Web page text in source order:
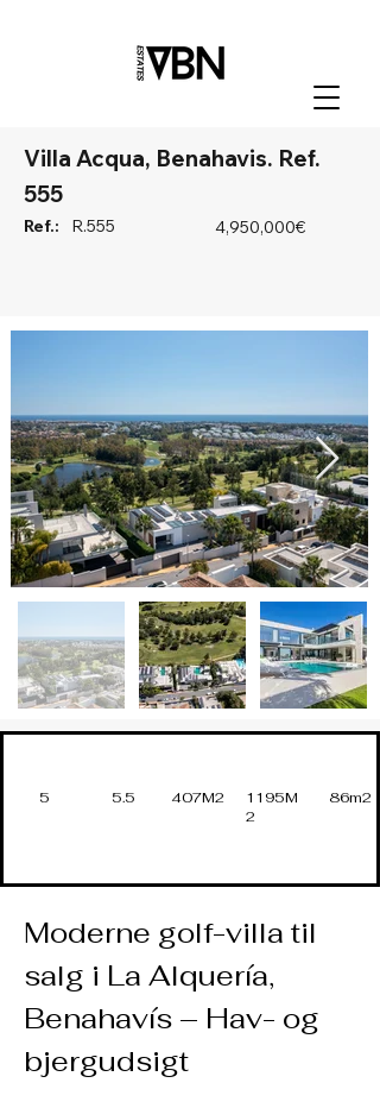
Villa Acqua, Benahavis. Ref.
555
Ref.: R.555 4,950,000€
5 5.5 407M2
1195M
2
86m2
Moderne golf-villa til
salg i La Alquería,
Benahavís – Hav- og
bjergudsigt